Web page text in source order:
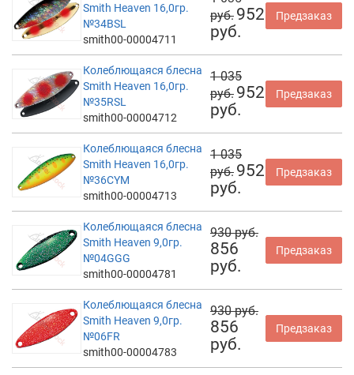
Smith Heaven 16,0гр.
№34BSL
smith00-00004711
руб. 952
руб.
Предзаказ
Колеблющаяся блесна
Smith Heaven 16,0гр.
№35RSL
smith00-00004712
1 035
руб. 952
руб.
Предзаказ
Колеблющаяся блесна
Smith Heaven 16,0гр.
№36CYM
smith00-00004713
1 035
руб. 952
руб.
Предзаказ
Колеблющаяся блесна
Smith Heaven 9,0гр.
№04GGG
smith00-00004781
930 руб.
856
руб.
Предзаказ
Колеблющаяся блесна
Smith Heaven 9,0гр.
№06FR
smith00-00004783
930 руб.
856
руб.
Предзаказ